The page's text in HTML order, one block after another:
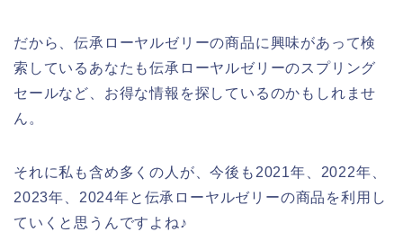
だから、伝承ローヤルゼリーの商品に興味があって検
索しているあなたも伝承ローヤルゼリーのスプリング
セールなど、お得な情報を探しているのかもしれませ
ん。
それに私も含め多くの人が、今後も2021年、2022年、
2023年、2024年と伝承ローヤルゼリーの商品を利用し
ていくと思うんですよね♪